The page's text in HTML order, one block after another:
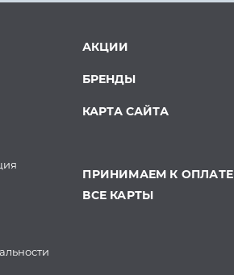
АКЦИИ
БРЕНДЫ
КАРТА САЙТА
ПРИНИМАЕМ К ОПЛАТЕ
ВСЕ КАРТЫ